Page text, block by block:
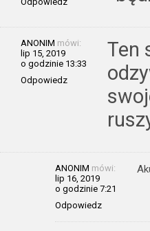
ANONIM mówi:
lip 15, 2019
o godzinie 13:33
Odpowiedz
Ten
ANONIM mówi:
lip 16, 2019
o godzinie 7:21
Odpowiedz